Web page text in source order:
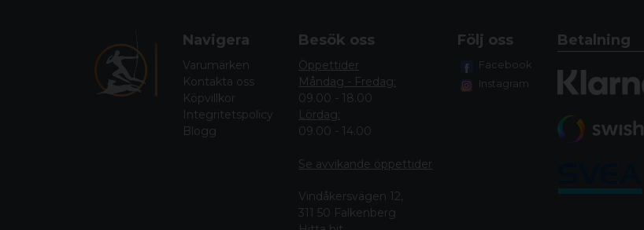
Navigera
Varumärken
Kontakta oss
Köpvillkor
Integritetspolicy
Blogg
Besök oss
Öppettider
Måndag - Fredag:
09.00 - 18.00
Lördag:
09.00 - 14.00
Se avvikande öppettider
Vindåkersvägen 12,
311 50 Falkenberg
Följ oss
Facebook
Instagram
Betalning